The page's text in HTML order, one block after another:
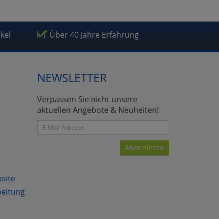
Über 40 Jahre Erfahrung
NEWSLETTER
Verpassen Sie nicht unsere
aktuellen Angebote & Neuheiten!
Abonnieren